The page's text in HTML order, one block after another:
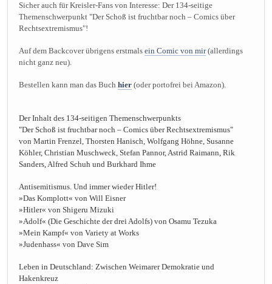
Sicher auch für Kreisler-Fans von Interesse: Der 134-seitige
Themenschwerpunkt "Der Schoß ist fruchtbar noch – Comics über
Rechtsextremismus"!
Auf dem Backcover übrigens erstmals ein Comic von mir(allerdings
nicht ganz neu).
Bestellen kann man das Buch hier (oder portofrei bei Amazon).
Der Inhalt des 134-seitigen Themenschwerpunkts
"Der Schoß ist fruchtbar noch – Comics über Rechtsextremismus"
von Martin Frenzel, Thorsten Hanisch, Wolfgang Höhne, Susanne
Köhler, Christian Muschweck, Stefan Pannor, Astrid Raimann, Rik
Sanders, Alfred Schuh und Burkhard Ihme
Antisemitismus. Und immer wieder Hitler!
»Das Komplott« von Will Eisner
»Hitler« von Shigeru Mizuki
»Adolf« (Die Geschichte der drei Adolfs) von Osamu Tezuka
»Mein Kampf« von Variety at Works
»Judenhass« von Dave Sim
Leben in Deutschland: Zwischen Weimarer Demokratie und
Hakenkreuz